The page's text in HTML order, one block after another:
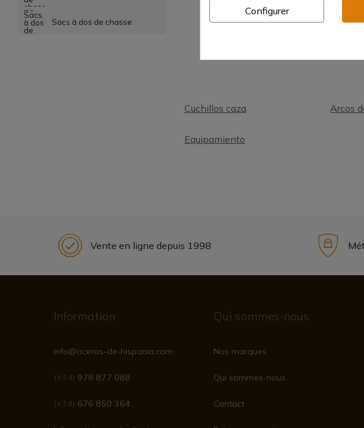
Sacs à dos de chasse
Cuchillos caza Arcos
Equipamiento
Vente en ligne depuis 1998
Information
info@aceros-de-hispania.com
(+34) 978 877 088
(+34) 676 850 364
Qui sommes-nous
Nos marques
Qui sommes-nous
Contact
Configurer